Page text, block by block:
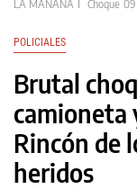
LA MAÑANA Choque 09
POLICIALES
Brutal
camioneta
Rincón de
heridos